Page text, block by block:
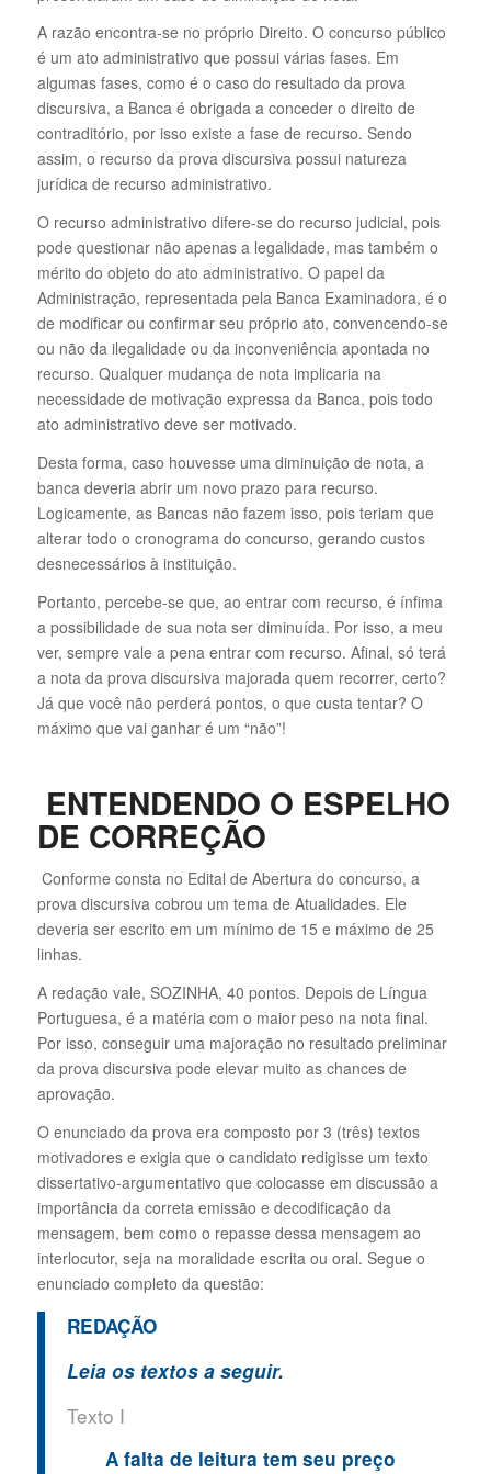
A razão encontra-se no próprio Direito. O concurso público
é um ato administrativo que possui várias fases. Em
algumas fases, como é o caso do resultado da prova
discursiva, a Banca é obrigada a conceder o direito de
contraditório, por isso existe a fase de recurso. Sendo
assim, o recurso da prova discursiva possui natureza
jurídica de recurso administrativo.
O recurso administrativo difere-se do recurso judicial, pois
pode questionar não apenas a legalidade, mas também o
mérito do objeto do ato administrativo. O papel da
Administração, representada pela Banca Examinadora, é o
de modificar ou confirmar seu próprio ato, convencendo-se
ou não da ilegalidade ou da inconveniência apontada no
recurso. Qualquer mudança de nota implicaria na
necessidade de motivação expressa da Banca, pois todo
ato administrativo deve ser motivado.
Desta forma, caso houvesse uma diminuição de nota, a
banca deveria abrir um novo prazo para recurso.
Logicamente, as Bancas não fazem isso, pois teriam que
alterar todo o cronograma do concurso, gerando custos
desnecessários à instituição.
Portanto, percebe-se que, ao entrar com recurso, é ínfima
a possibilidade de sua nota ser diminuída. Por isso, a meu
ver, sempre vale a pena entrar com recurso. Afinal, só terá
a nota da prova discursiva majorada quem recorrer, certo?
Já que você não perderá pontos, o que custa tentar? O
máximo que vai ganhar é um “não”!
ENTENDENDO O ESPELHO
DE CORREÇÃO
Conforme consta no Edital de Abertura do concurso, a
prova discursiva cobrou um tema de Atualidades. Ele
deveria ser escrito em um mínimo de 15 e máximo de 25
linhas.
A redação vale, SOZINHA, 40 pontos. Depois de Língua
Portuguesa, é a matéria com o maior peso na nota final.
Por isso, conseguir uma majoração no resultado preliminar
da prova discursiva pode elevar muito as chances de
aprovação.
O enunciado da prova era composto por 3 (três) textos
motivadores e exigia que o candidato redigisse um texto
dissertativo-argumentativo que colocasse em discussão a
importância da correta emissão e decodificação da
mensagem, bem como o repasse dessa mensagem ao
interlocutor, seja na moralidade escrita ou oral. Segue o
enunciado completo da questão:
REDAÇÃO
Leia os textos a seguir.
Texto I
A falta de leitura tem seu preço